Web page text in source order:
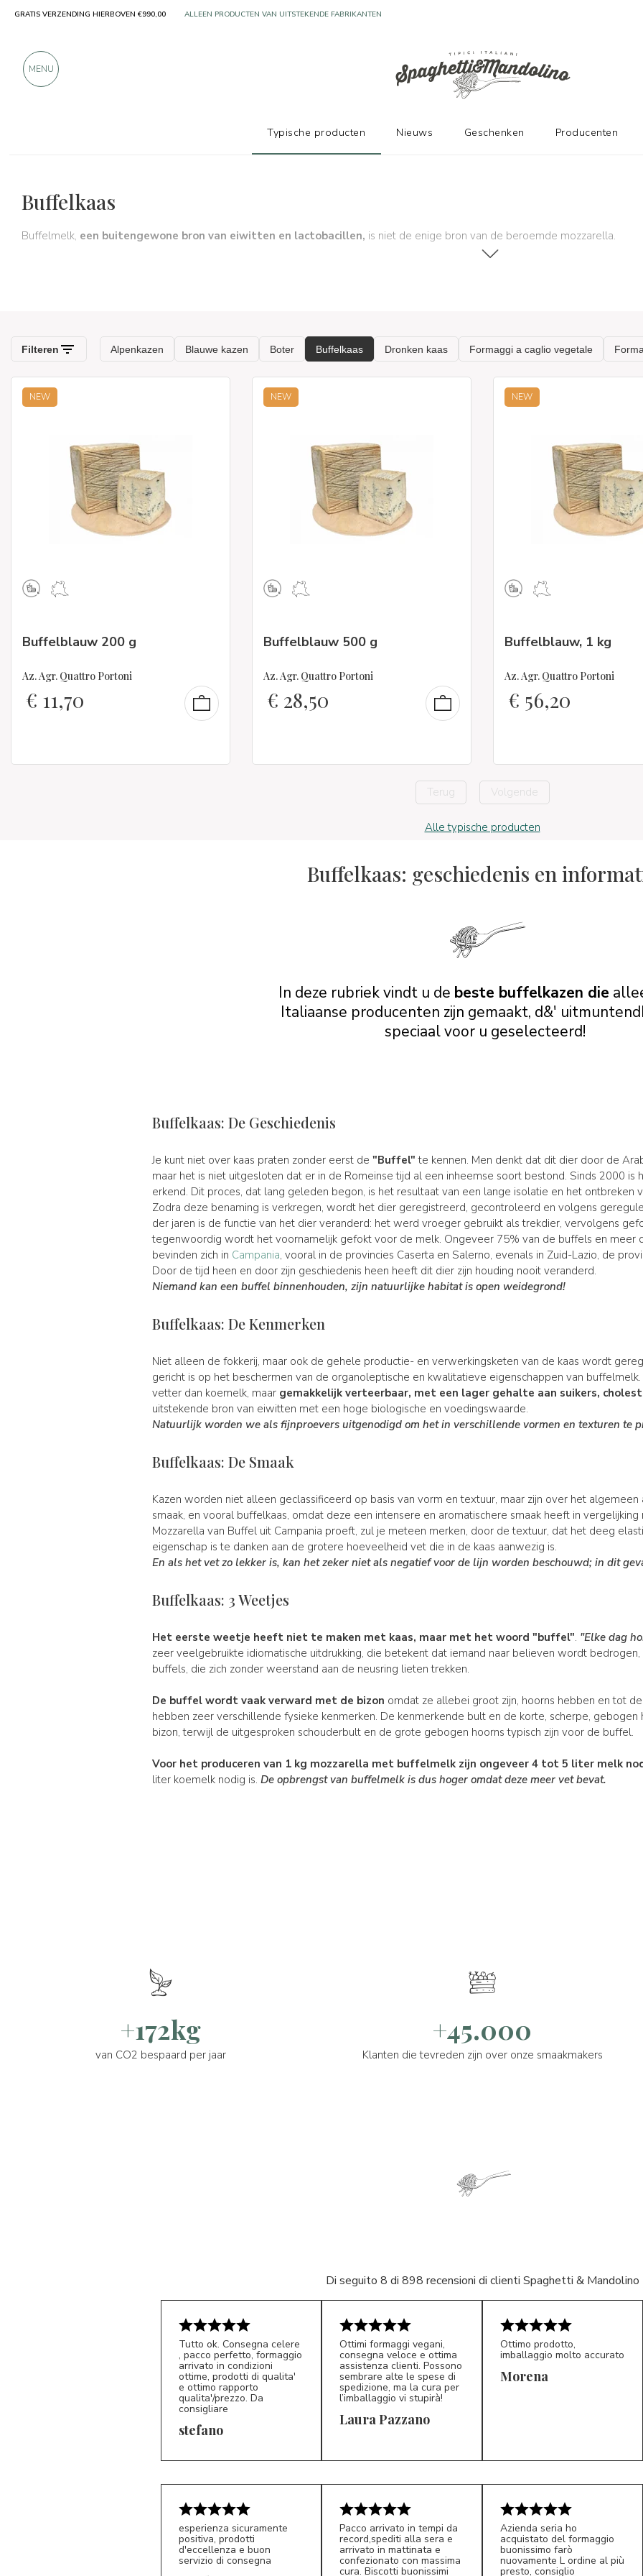
Buffelkaas
Buffelmelk, een buitengewone bron van eiwitten en lactobacillen, is niet de enige bron van de beroemde mozzarella.
NEW
Buffelblauw 200 g
Az. Agr. Quattro Portoni
€ 11,70
NEW
Buffelblauw 500 g
Az. Agr. Quattro Portoni
€ 28,50
NEW
Buffelblauw, 1 kg
Az. Agr. Quattro Portoni
€ 56,20
Terug Volgende
Alle typische producten
Buffelkaas: geschiedenis en
In deze rubriek vindt u de beste buffelkazen die
Italiaanse producenten zijn gemaakt, d&'
speciaal voor u geselecteerd!
Buffelkaas: De Geschiedenis
Je kunt niet over kaas praten zonder eerst de"Buffel" te kennen. Men denkt dat dit dier door de
maar het is niet uitgesloten dat er in de Romeinse tijd al een inheemse soort bestond. Sinds 2000 is
erkend. Dit proces, dat lang geleden begon, is het resultaat van een lange isolatie en het ontbreken
Zodra deze benaming is verkregen, wordt het dier geregistreerd, gecontroleerd en volgens
der jaren is de functie van het dier veranderd: het werd vroeger gebruikt als trekdier, vervolgens
tegenwoordig wordt het voornamelijk gefokt voor de melk. Ongeveer 75% van de buffels en meer
bevinden zich in Campania, vooral in de provincies Caserta en Salerno, evenals in Zuid-Lazio, de
Door de tijd heen en door zijn geschiedenis heen heeft dit dier zijn houding nooit veranderd.
Niemand kan een buffel binnenhouden, zijn natuurlijke habitat is open weidegrond!
Buffelkaas: De Kenmerken
Niet alleen de fokkerij, maar ook de gehele productie- en verwerkingsketen van de kaas wordt
gericht is op het beschermen van de organoleptische en kwalitatieve eigenschappen van
vetter dan koemelk, maar gemakkelijk verteerbaar, met een lager gehalte aan suikers,
uitstekende bron van eiwitten met een hoge biologische en voedingswaarde.
Natuurlijk worden we als fijnproevers uitgenodigd om het in verschillende vormen en texturen te
Buffelkaas: De Smaak
Kazen worden niet alleen geclassificeerd op basis van vorm en textuur, maar zijn over het algemeen
smaak, en vooral buffelkaas, omdat deze een intensere en aromatischere smaak heeft in
Mozzarella van Buffel uit Campania proeft, zul je meteen merken, door de textuur, dat het deeg
eigenschap is te danken aan de grotere hoeveelheid vet die in de kaas aanwezig is.
En als het vet zo lekker is, kan het zeker niet als negatief voor de lijn worden beschouwd; in dit
Buffelkaas: 3 Weetjes
Het eerste weetje heeft niet te maken met kaas, maar met het woord "buffel". "Elke dag
zeer veelgebruikte idiomatische uitdrukking, die betekent dat iemand naar believen wordt
buffels, die zich zonder weerstand aan de neusring lieten trekken.
De buffel wordt vaak verward met de bizon omdat ze allebei groot zijn, hoorns hebben en tot
hebben zeer verschillende fysieke kenmerken. De kenmerkende bult en de korte, scherpe, gebogen
bizon, terwijl de uitgesproken schouderbult en de grote gebogen hoorns typisch zijn voor de buffel.
Voor het produceren van 1 kg mozzarella met buffelmelk zijn ongeveer 4 tot 5 liter melk
liter koemelk nodig is.De opbrengst van buffelmelk is dus hoger omdat deze meer vet bevat.
+172kg
van CO2 bespaard per jaar
+45.000
Klanten die tevreden zijn over onze smaakmakers
Di seguito 8 di 898 recensioni di clienti Spaghetti & Mandolino
S*
Tutto ok. Consegna celere
, pacco perfetto, formaggio
arrivato in condizioni
ottime, prodotti di qualita'
e ottimo rapporto
qualita'/prezzo. Da
consigliare
stefano LP 5/5
Ottimi formaggi vegani,
consegna veloce e ottima
assistenza clienti. Possono
sembrare alte le spese di
spedizione, ma la cura per
l’imballaggio vi stupirà!
Laura Pazzano
Ottimo prodotto,
imballaggio molto accurato
Morena
esperienza sicuramente
positiva, prodotti
d'eccellenza e buon
servizio di consegna
Pacco arrivato in tempi da
record,spediti alla sera e
arrivato in mattinata e
confezionato con massima
cura. Biscotti buonissimi
Azienda seria ho
acquistato del formaggio
buonissimo farò
nuovamente L ordine al più
presto, consiglio
GRATIS VERZENDING HIERBOVEN €990,00
MENU
Typische producten Nieuws Geschenken Producenten